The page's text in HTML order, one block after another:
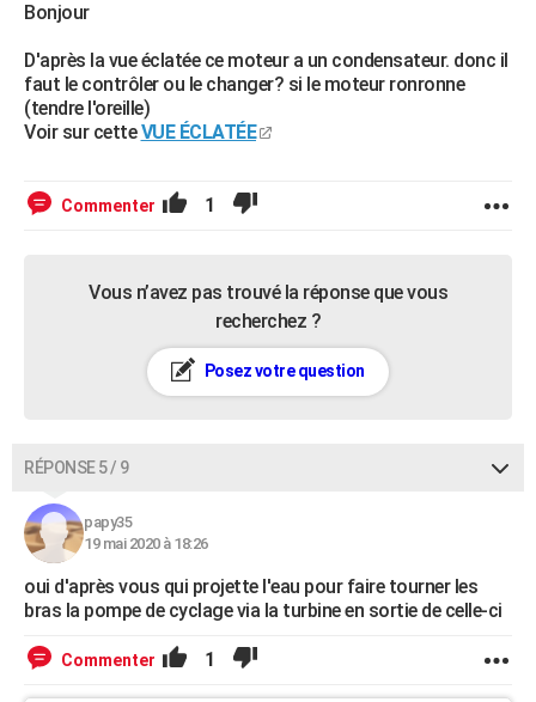
Bonjour
D'après la vue éclatée ce moteur a un condensateur. donc il
faut le contrôler ou le changer? si le moteur ronronne
(tendre l'oreille)
Voir sur cetteVUE ÉCLATÉE
Commenter 1
Vous n’avez pas trouvé la réponse que vous
recherchez ?
Posez votre question
RÉPONSE 5 / 9
papy35
19 mai 2020 à 18:26
oui d'après vous qui projette l'eau pour faire tourner les
bras la pompe de cyclage via la turbine en sortie de celle-ci
Commenter 1